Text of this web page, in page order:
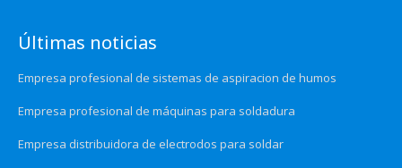
Últimas noticias
Empresa profesional de sistemas de aspiracion de humos
Empresa profesional de máquinas para soldadura
Empresa distribuidora de electrodos para soldar